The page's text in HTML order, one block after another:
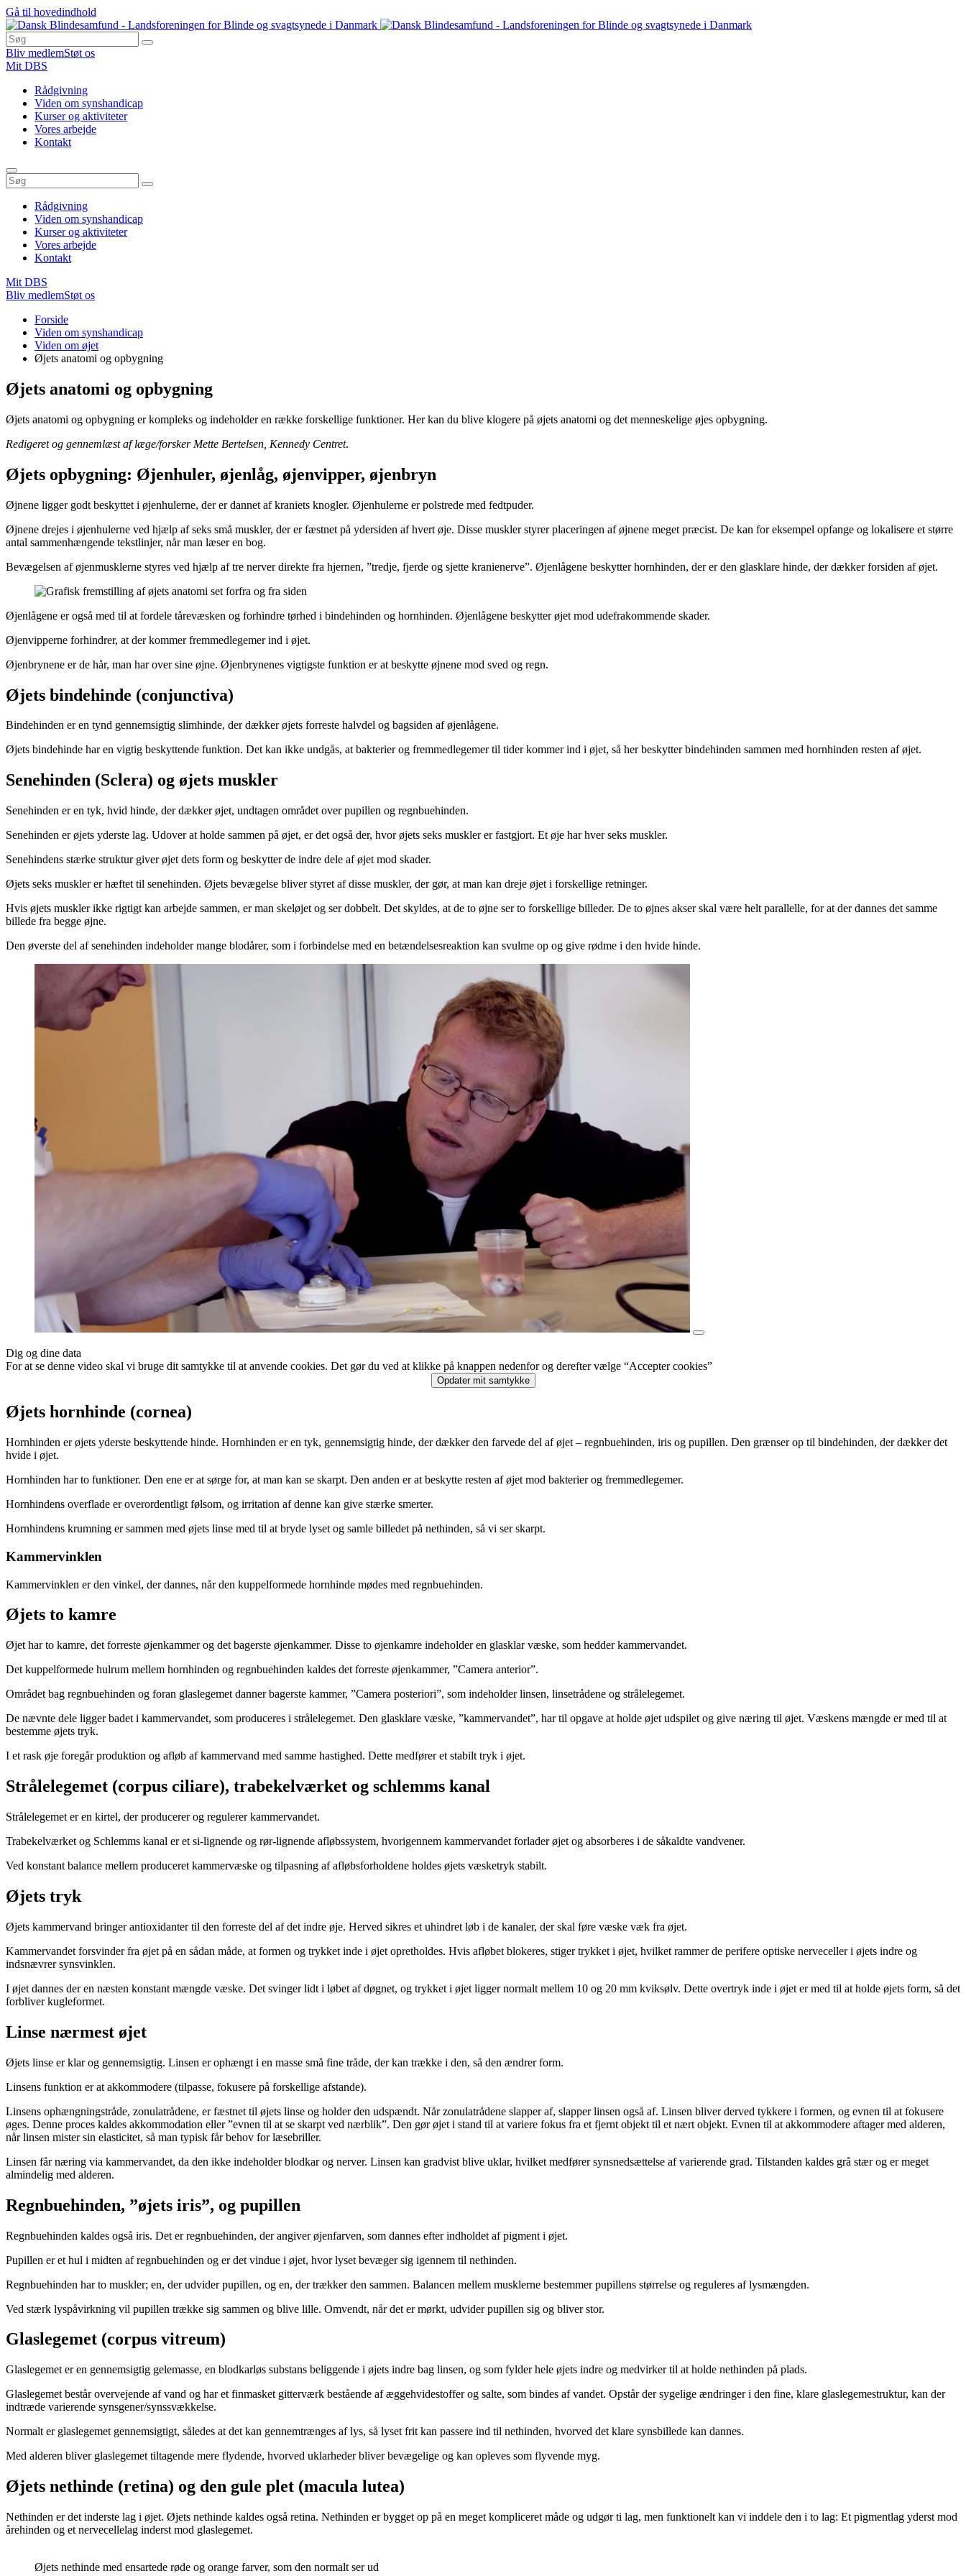
Gå til hovedindhold
Bliv medlemStøt os
Mit DBS
Rådgivning
Viden om synshandicap
Kurser og aktiviteter
Vores arbejde
Kontakt
Rådgivning
Viden om synshandicap
Kurser og aktiviteter
Vores arbejde
Kontakt
Mit DBS
Bliv medlemStøt os
Forside
Viden om synshandicap
Viden om øjet
Øjets anatomi og opbygning
Øjets anatomi og opbygning
Øjets anatomi og opbygning er kompleks og indeholder en række forskellige funktioner. Her kan du blive klogere på øjets anatomi og det menneskelige øjes opbygning.
Redigeret og gennemlæst af læge/forsker Mette Bertelsen, Kennedy Centret.
Øjets opbygning: Øjenhuler, øjenlåg, øjenvipper, øjenbryn
Øjnene ligger godt beskyttet i øjenhulerne, der er dannet af kraniets knogler. Øjenhulerne er polstrede med fedtpuder.
Øjnene drejes i øjenhulerne ved hjælp af seks små muskler, der er fæstnet på ydersiden af hvert øje. Disse muskler styrer pla­ce­ring­en af øjnene meget præcist. De kan for eksempel opfange og lokalisere et større
antal sammenhængende tekstlinjer, når man læser en bog.
Bevægelsen af øjenmusklerne styres ved hjælp af tre nerver direkte fra hjernen, ”tredje, fjerde og sjette kranie­ner­ve”. Øjenlågene beskytter hornhinden, der er den glasklare hinde, der dækker for­siden af øjet.
Øjenlågene er også med til at fordele tårevæsken og for­hin­dre tørhed i bindehinden og hornhinden. Øjenlågene beskytter øjet mod ude­fra­kommende skader.
Øjenvipperne forhindrer, at der kommer fremmed­lege­mer ind i øjet.
Øjenbrynene er de hår, man har over sine øjne. Øjenbrynenes vig­tigste funktion er at beskytte øjnene mod sved og regn.
Øjets bindehinde (conjunctiva)
Bindehinden er en tynd gennemsigtig slimhinde, der dækker øjets forreste halv­del og bagsiden af øjenlågene.
Øjets bindehinde har en vigtig beskyttende funk­ti­on. Det kan ikke undgås, at bakterier og fremmedlegemer til tider kommer ind i øjet, så her beskytter bindehinden sammen med hornhinden resten af øjet.
Senehinden (Sclera) og øjets muskler
Senehinden er en tyk, hvid hinde, der dækker øjet, undtagen området over pu­pil­len og regnbuehinden.
Senehinden er øjets yderste lag. Udover at hol­de sammen på øjet, er det også der, hvor øjets seks muskler er fastgjort. Et øje har hver seks muskler.
Senehindens stærke struktur giver øjet dets form og be­skytter de indre dele af øjet mod skader.
Øjets seks muskler er hæftet til sene­hinden. Øjets bevægelse bliver styret af disse muskler, der gør, at man kan dreje øjet i forskellige retninger.
Hvis øjets muskler ikke rigtigt kan arbej­de sammen, er man skeløjet og ser dobbelt. Det skyldes, at de to øjne ser to for­skellige billeder. De to øjnes akser skal være helt parallelle, for at der dan­nes det samme
billede fra begge øjne.
Den øverste del af senehinden indeholder mange blodårer, som i forbindelse med en betændelsesreaktion kan svulme op og give rødme i den hvide hinde.
Dig og dine data
For at se denne video skal vi bruge dit samtykke til at anvende cookies. Det gør du ved at klikke på knappen nedenfor og derefter vælge “Accepter cookies”
Opdater mit samtykke
Øjets hornhinde (cornea)
Hornhinden er øjets yderste beskyttende hinde. Hornhinden er en tyk, gen­nem­sigtig hinde, der dækker den farvede del af øjet – regnbuehinden, iris og pu­pillen. Den grænser op til bindehinden, der dækker det
hvide i øjet.
Hornhinden har to funktioner. Den ene er at sørge for, at man kan se skarpt. Den anden er at be­skyt­te resten af øjet mod bakterier og fremmedlegemer.
Hornhindens overflade er over­ordentligt følsom, og irritation af denne kan give stærke smerter.
Hornhindens krumning er sammen med øjets linse med til at bryde lyset og samle billedet på nethinden, så vi ser skarpt.
Kammervinklen
Kammervinklen er den vinkel, der dannes, når den kuppelformede hornhinde mødes med regnbuehinden.
Øjets to kamre
Øjet har to kamre, det forreste øjenkammer og det bagerste øjenkammer. Disse to øjenkamre indeholder en glasklar væske, som hedder kam­mer­van­det.
Det kuppelformede hulrum mellem hornhinden og regnbuehinden kaldes det for­reste øjenkammer, ”Camera anterior”.
Området bag regnbuehinden og foran glaslegemet danner bagerste kammer, ”Camera posteriori”, som inde­hol­der linsen, linsetrådene og strålelegemet.
De nævnte dele ligger badet i kam­mervandet, som produceres i strålelegemet. Den glasklare væske, ”kam­mer­­vandet”, har til opgave at holde øjet udspilet og give næring til øjet. Væs­kens mængde er med til at
bestemme øjets tryk.
I et rask øje foregår pro­duk­ti­on og afløb af kammervand med samme hastighed. Dette medfører et stabilt tryk i øjet.
Strålelegemet (corpus ciliare), trabekelværket og schlemms kanal
Strålelegemet er en kirtel, der producerer og regulerer kammervandet.
Tra­be­kel­værket og Schlemms kanal er et si-lignende og rør-lignende afløbssystem, hvori­gennem kammervandet forlader øjet og absorberes i de såkaldte vand­ve­ner.
Ved konstant balance mellem produceret kammervæske og tilpasning af afløbsforholdene holdes øjets væsketryk stabilt.
Øjets tryk
Øjets kammervand bringer antioxidanter til den forreste del af det indre øje. Her­ved sikres et uhindret løb i de kanaler, der skal føre væske væk fra øjet.
Kam­mervandet forsvinder fra øjet på en sådan måde, at formen og trykket inde i øjet opretholdes. Hvis afløbet blokeres, stiger trykket i øjet, hvilket ram­mer de perifere optiske nerveceller i øjets indre og
indsnævrer synsvinklen.
I øjet dannes der en næsten konstant mængde væske. Det svinger lidt i løbet af døgnet, og trykket i øjet ligger normalt mellem 10 og 20 mm kviksølv. Dette over­tryk inde i øjet er med til at holde øjets form, så det
forbliver kugle­for­met.
Linse nærmest øjet
Øjets linse er klar og gennemsigtig. Linsen er ophængt i en masse små fine trå­de, der kan trække i den, så den ændrer form.
Linsens funktion er at ak­kom­modere (tilpasse, fokusere på forskellige afstande).
Linsens op­hæn­gnings­tråde, zonulatrådene, er fæstnet til øjets linse og holder den ud­spændt. Når zonulatrådene slapper af, slapper linsen også af. Linsen bliver der­ved tykkere i formen, og evnen til at fokusere
øges. Denne pro­ces kaldes akkommodation eller ”evnen til at se skarpt ved nærblik”. Den gør øjet i stand til at variere fokus fra et fjernt objekt til et nært objekt. Evnen til at ak­kommodere aftager med alderen,
når linsen mister sin elasticitet, så man typisk får behov for læsebriller.
Linsen får næring via kammervandet, da den ikke indeholder blodkar og nerver. Linsen kan gradvist blive uklar, hvilket medfører synsnedsættelse af varierende grad. Tilstanden kaldes grå stær og er meget
almindelig med alderen.
Regnbuehinden, ”øjets iris”, og pupillen
Regnbuehinden kaldes også iris. Det er regnbuehinden, der angiver øjen­far­ven, som dannes efter indholdet af pigment i øjet.
Pupillen er et hul i midten af regn­buehinden og er det vindue i øjet, hvor lyset bevæger sig igennem til net­hin­den.
Regnbuehinden har to muskler; en, der udvider pupillen, og en, der træk­ker den sammen. Balancen mellem musklerne bestemmer pupillens stør­rel­se og reguleres af lysmængden.
Ved stærk lyspåvirkning vil pupillen træk­ke sig sammen og blive lille. Omvendt, når det er mørkt, udvider pupillen sig og bliver stor.
Glaslegemet (corpus vitreum)
Glaslegemet er en gennemsigtig gelemasse, en blodkarløs substans belig­gen­de i øjets indre bag linsen, og som fylder hele øjets indre og medvirker til at holde nethinden på plads.
Glaslegemet består overvejende af vand og har et finmasket gitterværk bestående af æggehvidestoffer og salte, som bindes af vandet. Opstår der sygelige ændringer i den fine, klare glaslegemestruktur, kan der
indtræde varierende synsgener/synssvækkelse.
Normalt er glaslegemet gennemsigtigt, således at det kan gennemtrænges af lys, så lyset frit kan passere ind til nethinden, hvorved det klare syns­bil­le­de kan dannes.
Med alderen bliver glaslegemet tiltagende mere flydende, hvorved uklarheder bliver bevægelige og kan opleves som flyvende myg.
Øjets nethinde (retina) og den gule plet (macula lutea)
Nethinden er det inderste lag i øjet. Øjets nethinde kaldes også retina. Nethinden er bygget op på en meget kom­plice­ret måde og udgør ti lag, men funktionelt kan vi inddele den i to lag: Et pig­ment­lag yderst mod
årehinden og et nervecellelag inderst mod glaslegemet.
Øjets nethinde med ensartede røde og orange farver, som den normalt ser ud